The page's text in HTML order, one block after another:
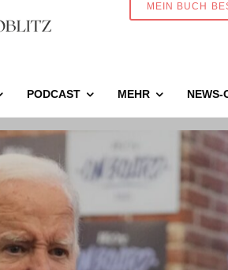
MEIN BUCH
PODCAST MEHR NEWS-